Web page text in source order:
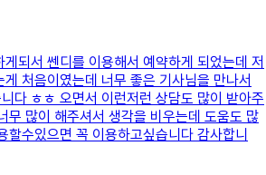
되서 쎈디를 이용해서 예약하게 되었는데 저
처음이였는데 너무 좋은 기사님을 만나서
다 ㅎㅎ 오면서 이런저런 상담도 많이 받아주
무 많이 해주셔서 생각을 비우는데 도움도 많
할수있으면 꼭 이용하고싶습니다 감사합니